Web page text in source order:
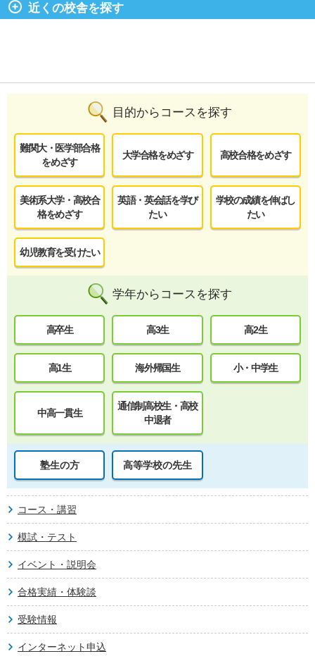
近くの校舎を探す
目的からコースを探す
難関大・医学部合格
をめざす
大学合格をめざす 高校合格をめざす
美術系大学・高校合
格をめざす
英語・英会話を学び
たい
学校の成績を伸ばし
たい
幼児教育を受けたい
学年からコースを探す
高卒生 高3生 高2生
高1生 海外帰国生 小・中学生
中高一貫生
通信制高校生・高校
中退者
塾生の方 高等学校の先生
コース・講習
模試・テスト
イベント・説明会
合格実績・体験談
受験情報
インターネット申込